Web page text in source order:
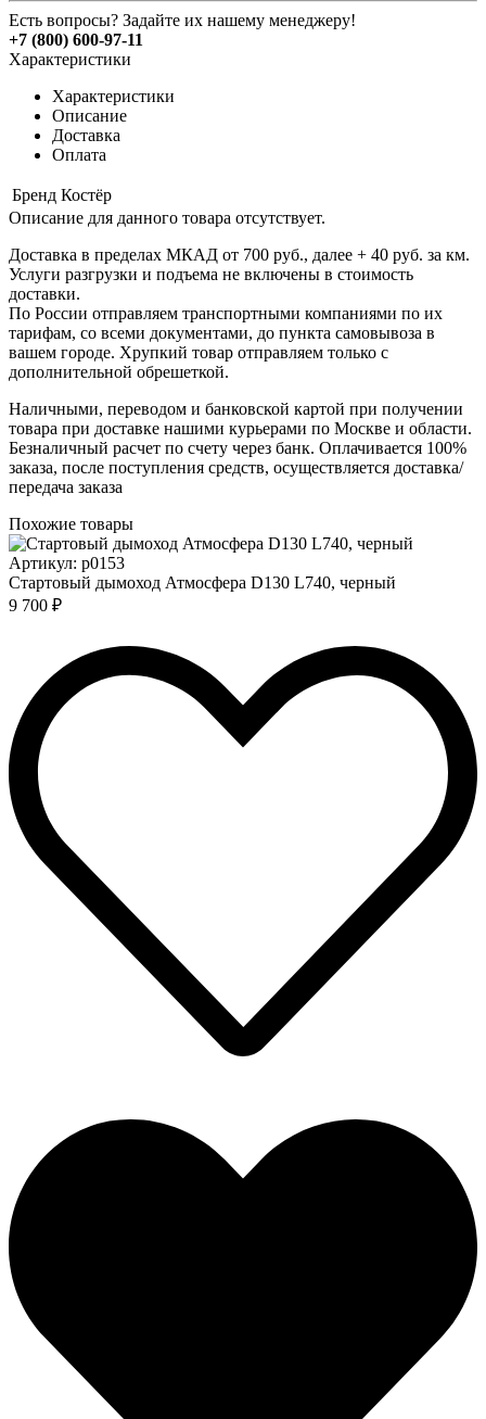
Есть вопросы? Задайте их нашему менеджеру!
+7 (800) 600-97-11
Характеристики
Характеристики
Описание
Доставка
Оплата
Бренд Костёр
Описание для данного товара отсутствует.
Доставка в пределах МКАД от 700 руб., далее + 40 руб. за км.
Услуги разгрузки и подъема не включены в стоимость
доставки.
По России отправляем транспортными компаниями по их
тарифам, со всеми документами, до пункта самовывоза в
вашем городе. Хрупкий товар отправляем только с
дополнительной обрешеткой.
Наличными, переводом и банковской картой при получении
товара при доставке нашими курьерами по Москве и области.
Безналичный расчет по счету через банк. Оплачивается 100%
заказа, после поступления средств, осуществляется доставка/
передача заказа
Похожие товары
Артикул: p0153
Стартовый дымоход Атмосфера D130 L740, черный
9 700 ₽